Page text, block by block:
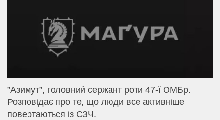
⁨”Азимут”, головний сержант роти 47-ї ОМБр.
Розповідає про те, що люди все активніше
повертаються із СЗЧ.